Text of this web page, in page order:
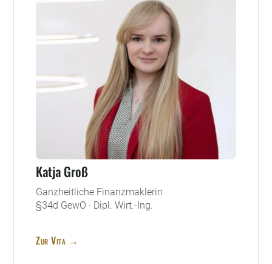
Katja Groß
Ganzheitliche Finanzmaklerin
§34d GewO · Dipl. Wirt.-Ing.
Zur Vita →